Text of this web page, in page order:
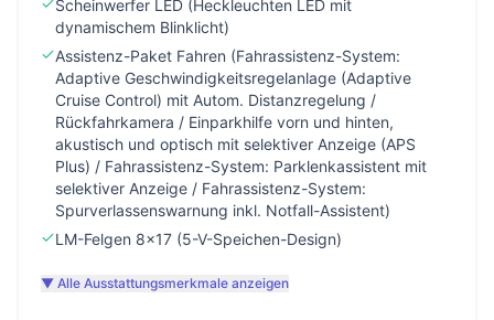
Scheinwerfer LED (Heckleuchten LED mit
dynamischem Blinklicht)
Assistenz-Paket Fahren (Fahrassistenz-System:
Adaptive Geschwindigkeitsregelanlage (Adaptive
Cruise Control) mit Autom. Distanzregelung /
Rückfahrkamera / Einparkhilfe vorn und hinten,
akustisch und optisch mit selektiver Anzeige (APS
Plus) / Fahrassistenz-System: Parklenkassistent mit
selektiver Anzeige / Fahrassistenz-System:
Spurverlassenswarnung inkl. Notfall-Assistent)
LM-Felgen 8x17 (5-V-Speichen-Design)
▼ Alle Ausstattungsmerkmale anzeigen